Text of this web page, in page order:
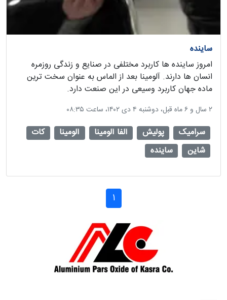
ساینده
امروز ساینده ها کاربرد مختلفی در صنایع و زندگی روزمره
انسان ها دارند. آلومینا بعد از الماس به عنوان سخت ترین
ماده جهان کاربرد وسیعی در این صنعت دارد.
‫۲ سال و ۶ ماه قبل، دوشنبه ۴ دی ۱۴۰۲، ساعت ۰۸:۳۵
سرامیک پولیش آلفا آلومینا آلومینا
کات
شاین
ساینده
1